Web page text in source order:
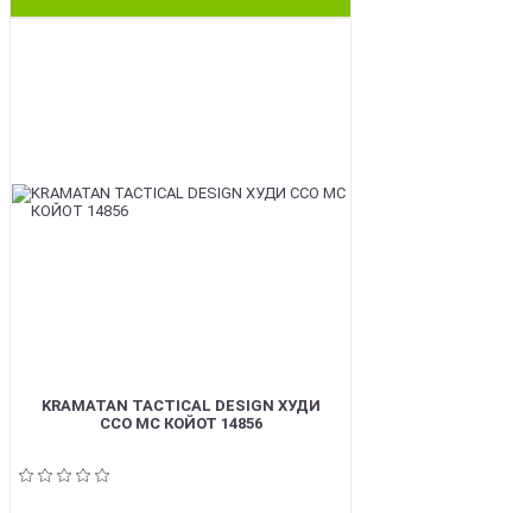
KRAMATAN TACTICAL DESIGN ХУДИ
ССО МС КОЙОТ 14856